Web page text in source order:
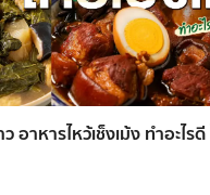
อาหารไหว้เช็งเม้ง ทำอะไร